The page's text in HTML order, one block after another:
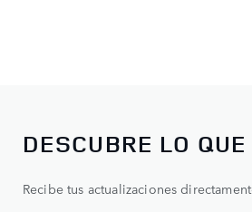
DESCUBRE LO
Recibe tus actualizaciones